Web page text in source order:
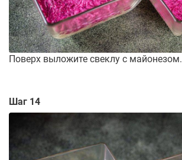
Поверх выложите свеклу с майонезом.
Шаг 14